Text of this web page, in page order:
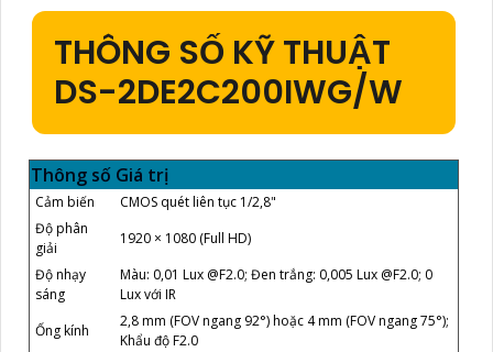
THÔNG SỐ KỸ THUẬT
DS-2DE2C200IWG/W
Thông số Giá trị
Cảm biến
CMOS quét liên tục 1/2,8"
Độ phân
giải
1920 × 1080 (Full HD)
Độ nhạy
sáng
Màu: 0,01 Lux @F2.0; Đen trắng: 0,005 Lux @F2.0; 0
Lux với IR
Ống kính
2,8 mm (FOV ngang 92°) hoặc 4 mm (FOV ngang 75°);
Khẩu độ F2.0